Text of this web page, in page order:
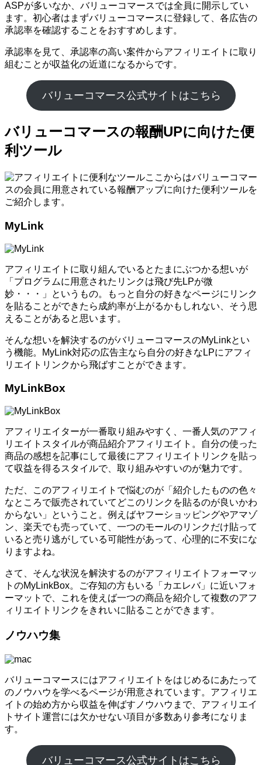
ASPが多いなか、バリューコマースでは全員に開示してい
ます。初心者はまずバリューコマースに登録して、各広告の
承認率を確認することをおすすめします。
承認率を見て、承認率の高い案件からアフィリエイトに取り
組むことが収益化の近道になるからです。
バリューコマース公式サイトはこちら
バリューコマースの報酬UPに向けた便
利ツール
ここからはバリューコマー
スの会員に用意されている報酬アップに向けた便利ツールを
ご紹介します。
MyLink
アフィリエイトに取り組んでいるとたまにぶつかる想いが
「プログラムに用意されたリンクは飛び先LPが微
妙・・・」というもの。もっと自分の好きなページにリンク
を貼ることができたら成約率が上がるかもしれない、そう思
えることがあると思います。
そんな想いを解決するのがバリューコマースのMyLinkとい
う機能。MyLink対応の広告主なら自分の好きなLPにアフィ
リエイトリンクから飛ばすことができます。
MyLinkBox
アフィリエイターが一番取り組みやすく、一番人気のアフィ
リエイトスタイルが商品紹介アフィリエイト。自分の使った
商品の感想を記事にして最後にアフィリエイトリンクを貼っ
て収益を得るスタイルで、取り組みやすいのが魅力です。
ただ、このアフィリエイトで悩むのが「紹介したものの色々
なところで販売されていてどこのリンクを貼るのが良いかわ
からない」ということ。例えばヤフーショッピングやアマゾ
ン、楽天でも売っていて、一つのモールのリンクだけ貼って
いると売り逃がしている可能性があって、心理的に不安にな
りますよね。
さて、そんな状況を解決するのがアフィリエイトフォーマッ
トのMyLinkBox。ご存知の方もいる「カエレバ」に近いフォ
ーマットで、これを使えば一つの商品を紹介して複数のアフ
ィリエイトリンクをきれいに貼ることができます。
ノウハウ集
バリューコマースにはアフィリエイトをはじめるにあたって
のノウハウを学べるページが用意されています。アフィリエ
イトの始め方から収益を伸ばすノウハウまで、アフィリエイ
トサイト運営には欠かせない項目が多数あり参考になりま
す。
バリューコマース公式サイトはこちら